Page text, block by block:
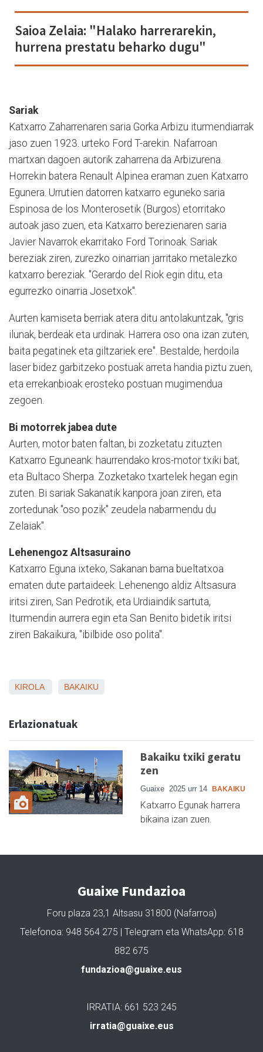
Saioa Zelaia: "Halako harrerarekin,
hurrena prestatu beharko dugu"
Sariak
Katxarro Zaharrenaren saria Gorka Arbizu iturmendiarrak
jaso zuen 1923. urteko Ford T-arekin. Nafarroan
martxan dagoen autorik zaharrena da Arbizurena.
Horrekin batera Renault Alpinea eraman zuen Katxarro
Egunera. Urrutien datorren katxarro eguneko saria
Espinosa de los Monterosetik (Burgos) etorritako
autoak jaso zuen, eta Katxarro berezienaren saria
Javier Navarrok ekarritako Ford Torinoak. Sariak
bereziak ziren, zurezko oinarrian jarritako metalezko
katxarro bereziak. "Gerardo del Riok egin ditu, eta
egurrezko oinarria Josetxok".
Aurten kamiseta berriak atera ditu antolakuntzak, "gris
ilunak, berdeak eta urdinak. Harrera oso ona izan zuten,
baita pegatinek eta giltzariek ere". Bestalde, herdoila
laser bidez garbitzeko postuak arreta handia piztu zuen,
eta errekanbioak erosteko postuan mugimendua
zegoen.
Bi motorrek jabea dute
Aurten, motor baten faltan, bi zozketatu zituzten
Katxarro Eguneank: haurrendako kros-motor txiki bat,
eta Bultaco Sherpa. Zozketako txartelek hegan egin
zuten. Bi sariak Sakanatik kanpora joan ziren, eta
zortedunak "oso pozik" zeudela nabarmendu du
Zelaiak".
Lehenengoz Altsasuraino
Katxarro Eguna ixteko, Sakanan barna bueltatxoa
ematen dute partaideek. Lehenengo aldiz Altsasura
iritsi ziren, San Pedrotik, eta Urdiaindik sartuta,
Iturmendin aurrera egin eta San Benito bidetik iritsi
ziren Bakaikura, "ibilbide oso polita".
KIROLA BAKAIKU
Erlazionatuak
Bakaiku txiki geratu
zen
Guaixe 2025 urr 14 BAKAIKU
Katxarro Egunak harrera
bikaina izan zuen.
Guaixe Fundazioa
Foru plaza 23,1 Altsasu 31800 (Nafarroa)
Telefonoa: 948 564 275 | Telegram eta WhatsApp: 618
882 675
fundazioa@guaixe.eus
IRRATIA: 661 523 245
irratia@guaixe.eus